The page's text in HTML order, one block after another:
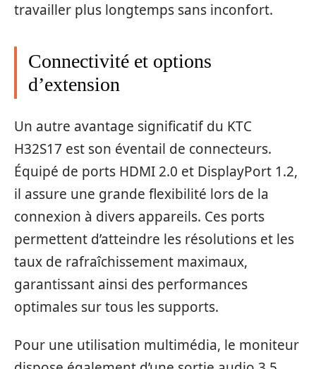
travailler plus longtemps sans inconfort.
Connectivité et options
d’extension
Un autre avantage significatif du KTC
H32S17 est son éventail de connecteurs.
Équipé de ports HDMI 2.0 et DisplayPort 1.2,
il assure une grande flexibilité lors de la
connexion à divers appareils. Ces ports
permettent d’atteindre les résolutions et les
taux de rafraîchissement maximaux,
garantissant ainsi des performances
optimales sur tous les supports.
Pour une utilisation multimédia, le moniteur